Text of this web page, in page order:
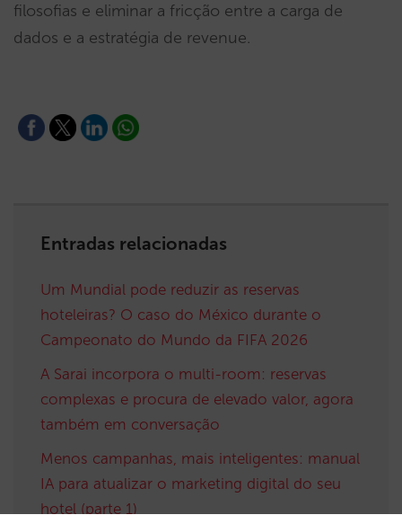
filosofias e eliminar a fricção entre a carga de
dados e a estratégia de revenue.
Entradas relacionadas
Um Mundial pode reduzir as reservas
hoteleiras? O caso do México durante o
Campeonato do Mundo da FIFA 2026
A Sarai incorpora o multi-room: reservas
complexas e procura de elevado valor, agora
também em conversação
Menos campanhas, mais inteligentes: manual
IA para atualizar o marketing digital do seu
hotel (parte 1)